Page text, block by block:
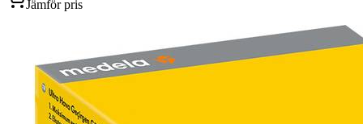
Jämför pris